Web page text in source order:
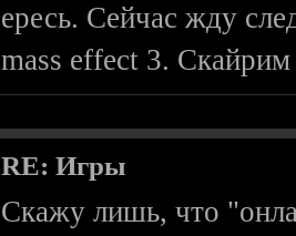
ересь. Сейчас жду
mass effect 3. Скайрим
RE: Игры
Скажу лишь, что